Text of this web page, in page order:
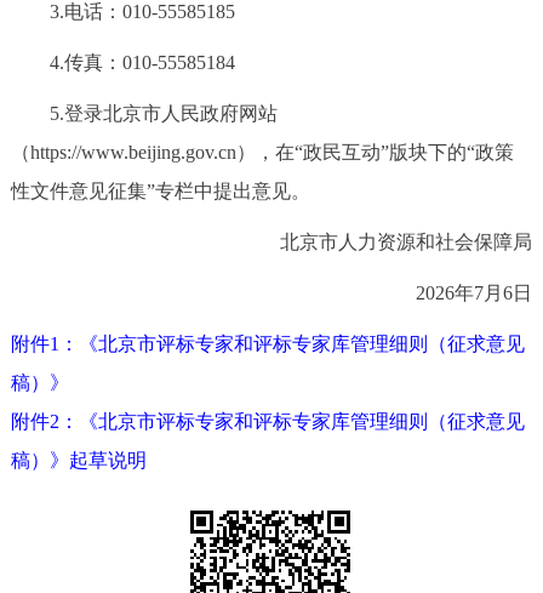
走进北京
北京概况 十六区概览
绿色北京 图说北京
ESPAÑOL
3.电话：010-55585185
4.传真：010-55585184
5.登录北京市人民政府网站
（https://www.beijing.gov.cn），在“政民互动”版块下的“政策
性文件意见征集”专栏中提出意见。
北京市人力资源和社会保障局
2026年7月6日
附件1：《北京市评标专家和评标专家库管理细则（征求意见
稿）》
附件2：《北京市评标专家和评标专家库管理细则（征求意见
稿）》起草说明